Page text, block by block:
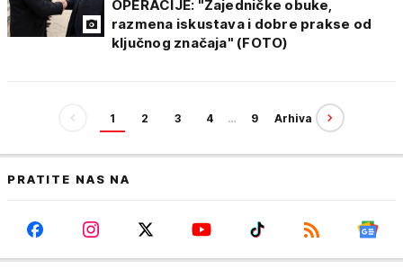
OPERACIJE: "Zajedničke obuke,
razmena iskustava i dobre prakse od
ključnog značaja" (FOTO)
1 2 3 4 … 9 Arhiva
PRATITE NAS NA